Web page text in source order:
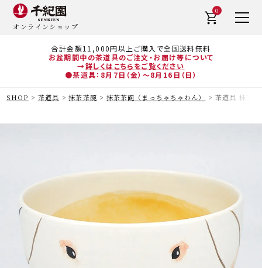
合計金額11,000円以上ご購入で全国送料無料
お盆期間中の茶道具のご注文・お届け等について
→詳しくはこちらをご覧ください
●茶道具：8月7日（金）～8月16日（日）
オンラインショップ
0
SHOP 茶道具 抹茶茶碗 抹茶茶碗（まっちゃちゃわん） 茶道具 抹茶